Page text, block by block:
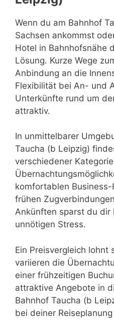
Wenn du am Bahnhof
Sachsen ankommst
Hotel in Bahnhofsnähe
Lösung. Kurze Wege
Anbindung an die
Flexibilität bei An- und
Unterkünfte rund um
attraktiv.
In unmittelbarer
Taucha (b Leipzig)
verschiedener
komfortablen
frühen
Ankünften sparst du dir
unnötigen Stress.
Ein Preisvergleich lohnt
variieren die
einer frühzeitigen
attraktive Angebote in
Bahnhof Taucha (b
bei deiner